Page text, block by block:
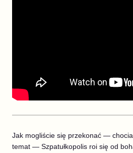
Jak mogliście się przekonać —
temat — Szpatułkopolis roi się od